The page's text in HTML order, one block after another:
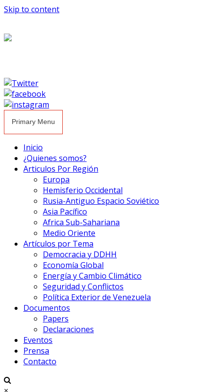
Skip to content
Primary Menu
Inicio
¿Quienes somos?
Articulos Por Región
Europa
Hemisferio Occidental
Rusia-Antiguo Espacio Soviético
Asia Pacífico
Africa Sub-Sahariana
Medio Oriente
Artículos por Tema
Democracia y DDHH
Economía Global
Energía y Cambio Climático
Seguridad y Conflictos
Política Exterior de Venezuela
Documentos
Papers
Declaraciones
Eventos
Prensa
Contacto